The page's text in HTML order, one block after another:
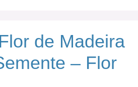
de Madeira
– Flor